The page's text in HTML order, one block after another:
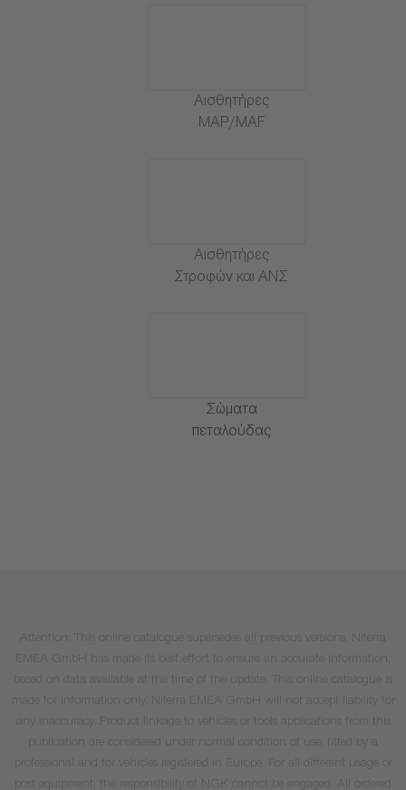
Αισθητήρες
MAP/MAF
Αισθητήρες
Στροφών και ΑΝΣ
Σώματα
πεταλούδας